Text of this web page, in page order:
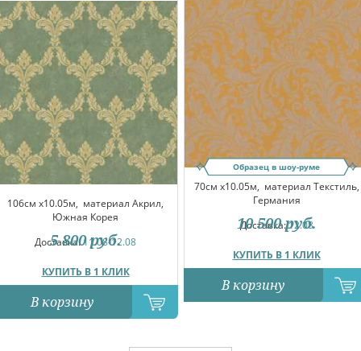
106см x10.05м, материал Акрил,
Южная Корея
Доставка:11.08-12.08
КУПИТЬ В 1 КЛИК
5 800 руб.
В корзину
Образец в шоу-руме
70см x10.05м, материал Текстиль,
Германия
Доставка:12.08
КУПИТЬ В 1 КЛИК
10 500 руб.
В корзину